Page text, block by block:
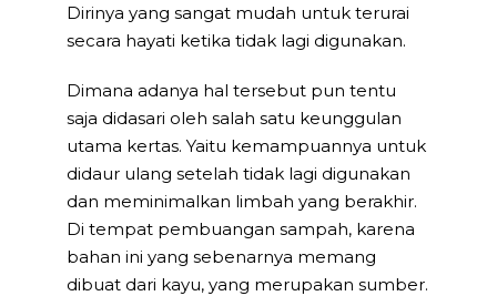
Dirinya yang sangat mudah untuk terurai
secara hayati ketika tidak lagi digunakan.
Dimana adanya hal tersebut pun tentu
saja didasari oleh salah satu keunggulan
utama kertas. Yaitu kemampuannya untuk
didaur ulang setelah tidak lagi digunakan
dan meminimalkan limbah yang berakhir.
Di tempat pembuangan sampah, karena
bahan ini yang sebenarnya memang
dibuat dari kayu, yang merupakan sumber.